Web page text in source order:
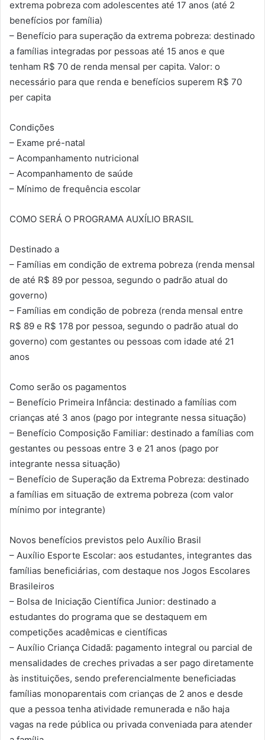
extrema pobreza com adolescentes até 17 anos (até 2
benefícios por família)
– Benefício para superação da extrema pobreza: destinado
a famílias integradas por pessoas até 15 anos e que
tenham R$ 70 de renda mensal per capita. Valor: o
necessário para que renda e benefícios superem R$ 70
per capita
Condições
– Exame pré-natal
– Acompanhamento nutricional
– Acompanhamento de saúde
– Mínimo de frequência escolar
COMO SERÁ O PROGRAMA AUXÍLIO BRASIL
Destinado a
– Famílias em condição de extrema pobreza (renda mensal
de até R$ 89 por pessoa, segundo o padrão atual do
governo)
– Famílias em condição de pobreza (renda mensal entre
R$ 89 e R$ 178 por pessoa, segundo o padrão atual do
governo) com gestantes ou pessoas com idade até 21
anos
Como serão os pagamentos
– Benefício Primeira Infância: destinado a famílias com
crianças até 3 anos (pago por integrante nessa situação)
– Benefício Composição Familiar: destinado a famílias com
gestantes ou pessoas entre 3 e 21 anos (pago por
integrante nessa situação)
– Benefício de Superação da Extrema Pobreza: destinado
a famílias em situação de extrema pobreza (com valor
mínimo por integrante)
Novos benefícios previstos pelo Auxílio Brasil
– Auxílio Esporte Escolar: aos estudantes, integrantes das
famílias beneficiárias, com destaque nos Jogos Escolares
Brasileiros
– Bolsa de Iniciação Científica Junior: destinado a
estudantes do programa que se destaquem em
competições acadêmicas e científicas
– Auxílio Criança Cidadã: pagamento integral ou parcial de
mensalidades de creches privadas a ser pago diretamente
às instituições, sendo preferencialmente beneficiadas
famílias monoparentais com crianças de 2 anos e desde
que a pessoa tenha atividade remunerada e não haja
vagas na rede pública ou privada conveniada para atender